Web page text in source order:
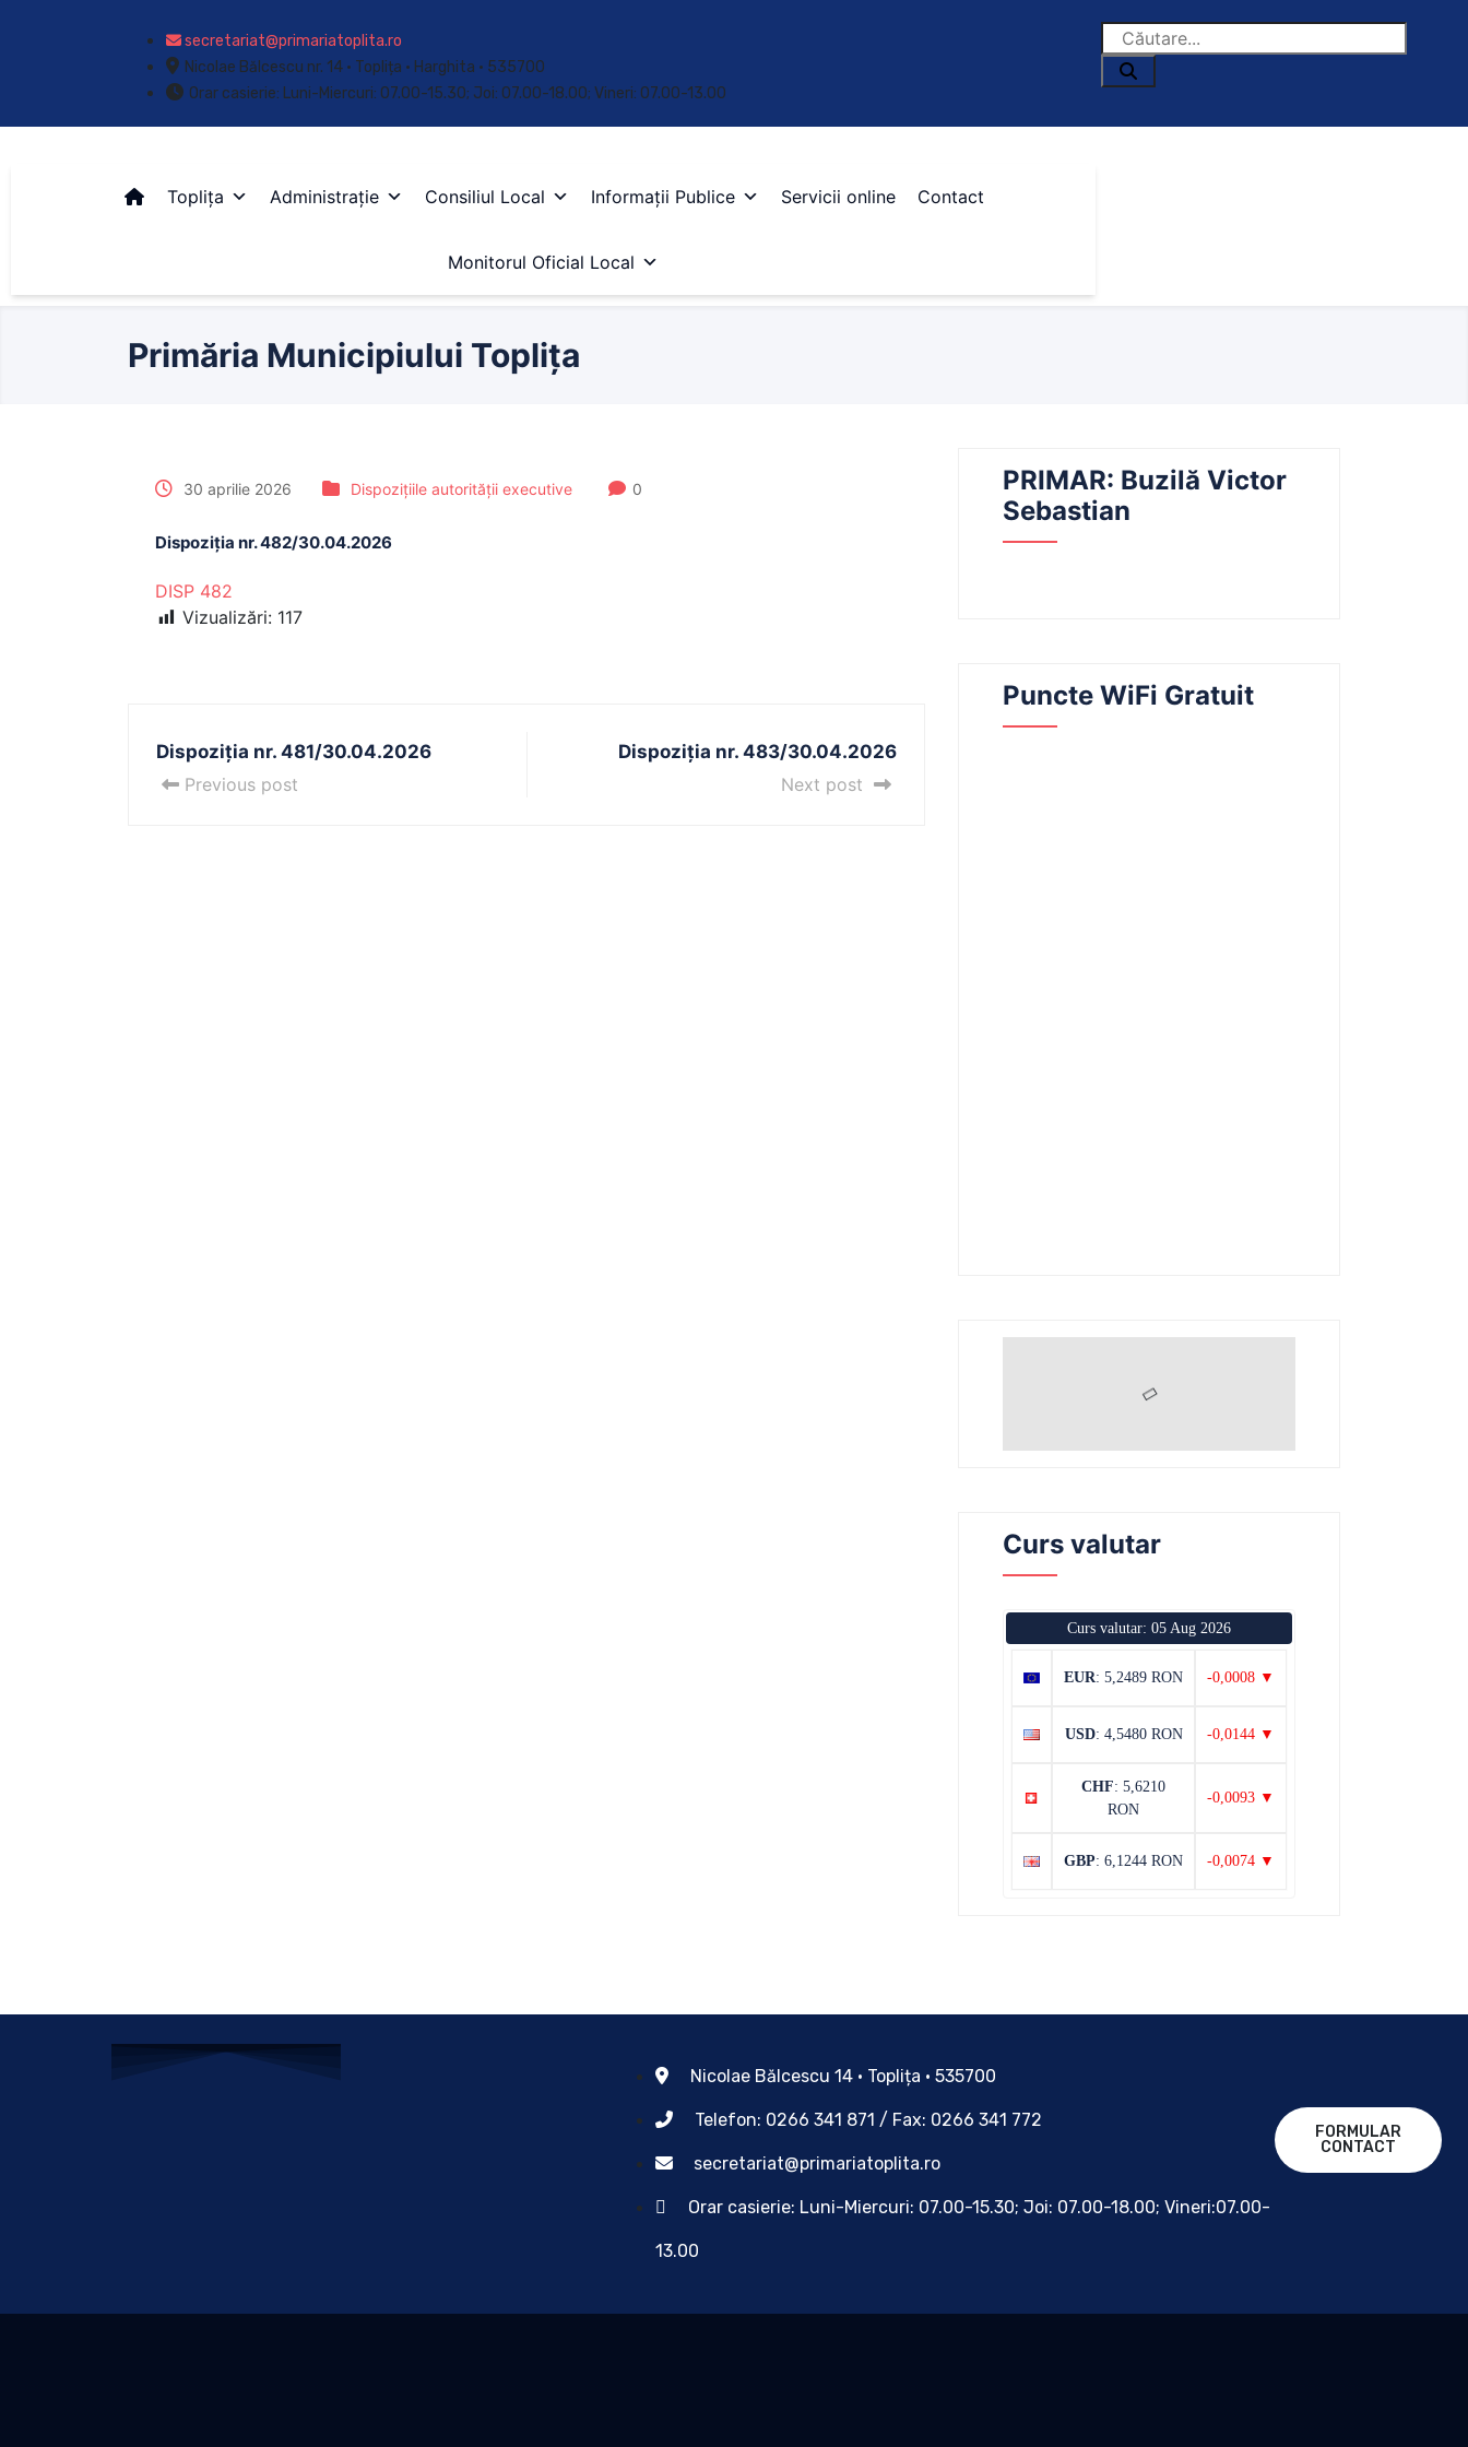
secretariat@primariatoplita.ro
Nicolae Bălcescu nr. 14 • Toplița • Harghita • 535700
Orar casierie: Luni-Miercuri: 07.00-15.30; Joi: 07.00-18.00; Vineri: 07.00-13.00
Toplița Administrație Consiliul Local Informații Publice Servicii online Contact
Monitorul Oficial Local
Primăria Municipiului Toplița
30 aprilie 2026 Dispozițiile autorității executive 0
Dispoziția nr. 482/30.04.2026
DISP 482
Vizualizări: 117
Dispoziția nr. 481/30.04.2026
Previous post
Dispoziția nr. 483/30.04.2026
Next post
PRIMAR: Buzilă Victor
Sebastian
Puncte WiFi Gratuit
Curs valutar
Curs valutar: 05 Aug 2026
EUR: 5,2489 RON -0,0008 ▼
USD: 4,5480 RON -0,0144 ▼
CHF: 5,6210
RON
-0,0093 ▼
GBP: 6,1244 RON -0,0074 ▼
Nicolae Bălcescu 14 • Toplița • 535700
Telefon: 0266 341 871 / Fax: 0266 341 772
secretariat@primariatoplita.ro
Orar casierie: Luni-Miercuri: 07.00-15.30; Joi: 07.00-18.00; Vineri:07.00-
13.00
FORMULAR
CONTACT